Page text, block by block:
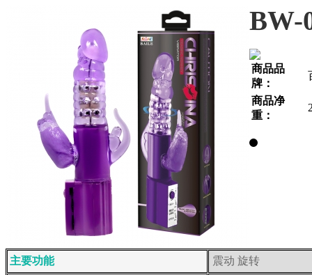
BW-
商品品
牌：
商品净
重：
主要功能
震动 旋转